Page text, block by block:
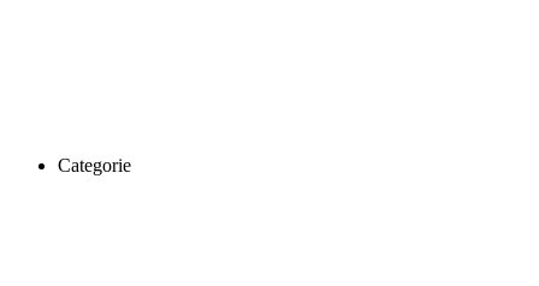
Categorie